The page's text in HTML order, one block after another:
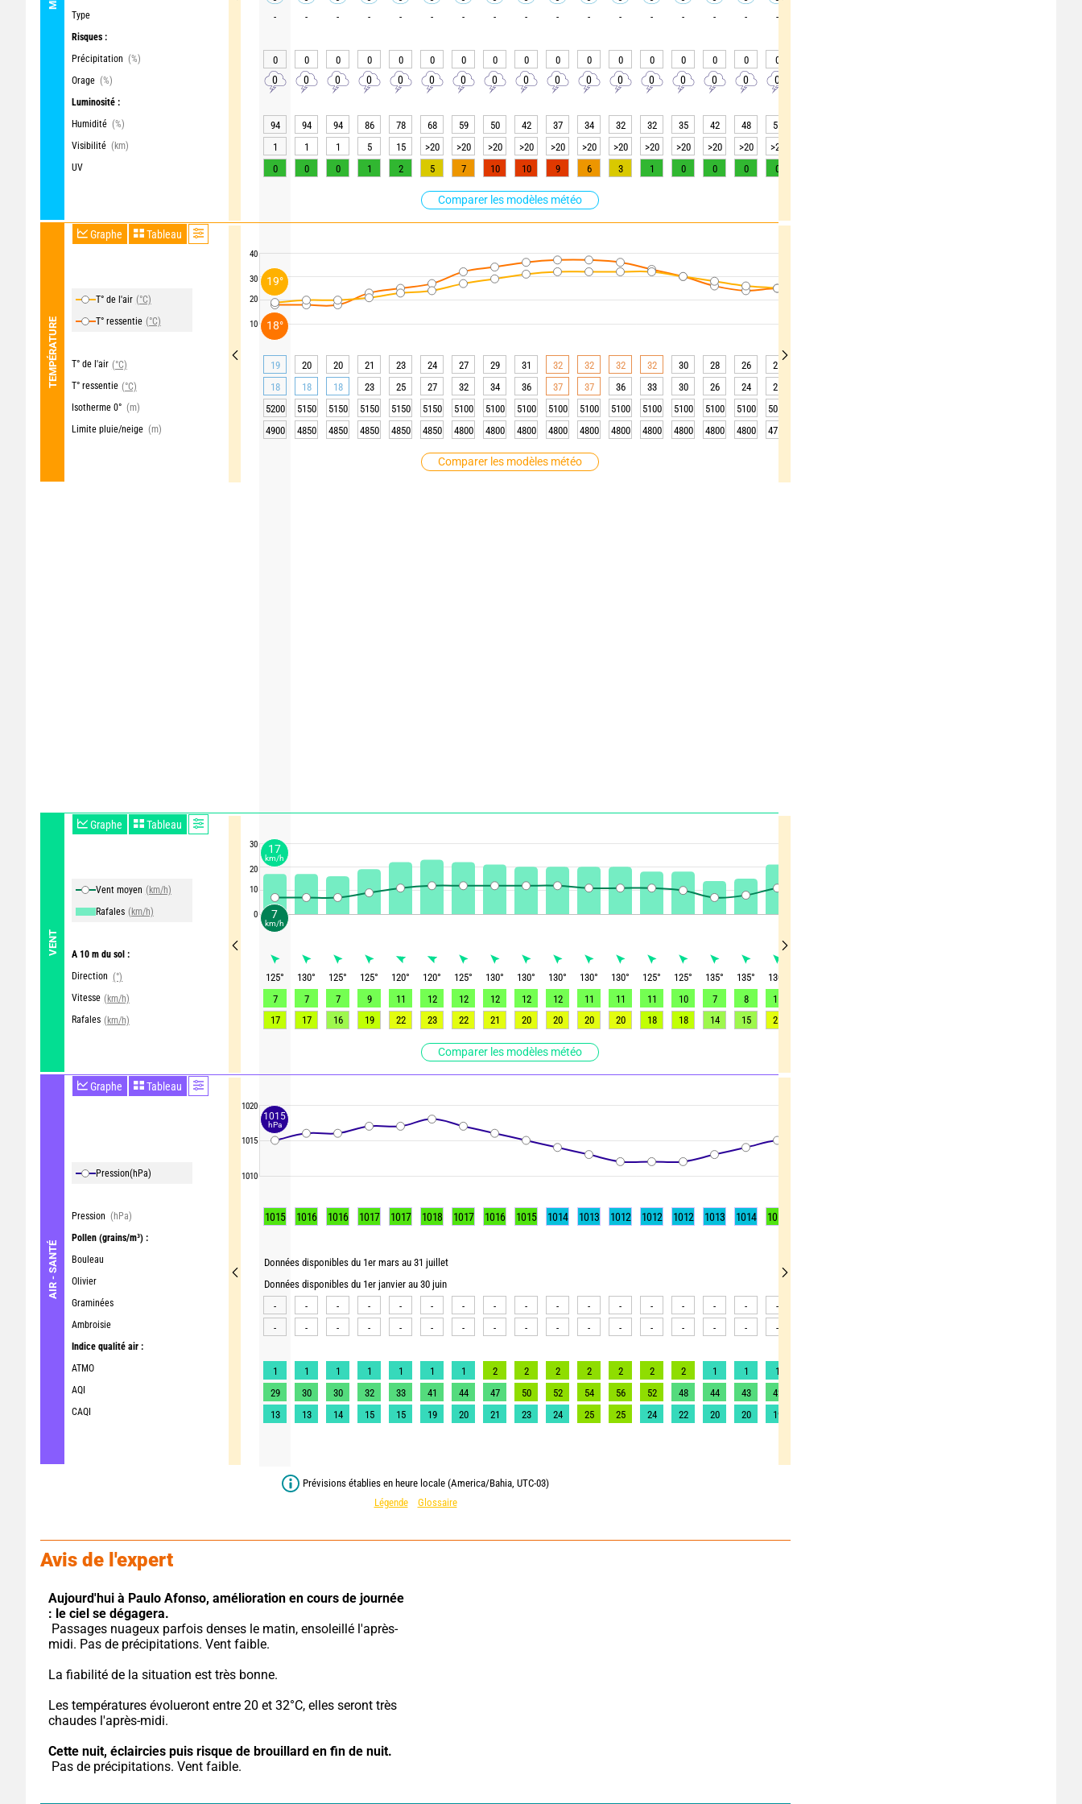
Type
Risques :
Précipitation (%)
Orage (%)
Luminosité :
Humidité (%)
Visibilité (km)
UV
Comparer les modèles météo
TEMPÉRATURE
Graphe Tableau
T° de l'air (°C)
T° ressentie (°C)
T° de l'air (°C)
T° ressentie (°C)
Isotherme 0° (m)
Limite pluie/neige (m)
Comparer les modèles météo
VENT
Graphe Tableau
Vent moyen (km/h)
Rafales (km/h)
A 10 m du sol :
Direction (°)
Vitesse (km/h)
Rafales (km/h)
Comparer les modèles météo
AIR - SANTÉ
Graphe Tableau
Pression(hPa)
Pression (hPa)
Pollen (grains/m³) :
Bouleau
Olivier
Graminées
Ambroisie
Indice qualité air :
ATMO
AQI
CAQI
40
30
20
10
30
20
10
0
1020
1015
1010
- - - - - - - - - - - - - - - - -
0 0 0 0 0 0 0 0 0 0 0 0 0 0 0 0 0
0 0 0 0 0 0 0 0 0 0 0 0 0 0 0 0 0
94 94 94 86 78 68 59 50 42 37 34 32 32 35 42 48 55
1
1 1 5 15 >20 >20 >20 >20 >20 >20 >20 >20 >20 >20 >20 >20
0
0 0 1 2 5 7 10 10 9 6 3 1 0 0 0 0
19 20 20 21 23 24 27 29 31 32 32 32 32 30 28 26 25
18
18 18 23 25 27 32 34 36 37 37 36 33 30 26 24 25
5200
5150 5150 5150 5150 5150 5100 5100 5100 5100 5100 5100 5100 5100 5100 5100 5050
4900
4850 4850 4850 4850 4850 4800 4800 4800 4800 4800 4800 4800 4800 4800 4800 4750
125° 130° 125° 125° 120° 120° 125° 130° 130° 130° 130° 130° 125° 125° 135° 135° 130
7
7 7 9 11 12 12 12 12 12 11 11 11 10 7 8 11
17
17 16 19 22 23 22 21 20 20 20 20 18 18 14 15 21
1015 1016 1016 1017 1017 1018 1017 1016 1015 1014 1013 1012 1012 1012 1013 1014 1015
Données disponibles du 1er mars au 31 juillet
Données disponibles du 1er janvier au 30 juin
-
- - - - - - - - - - - - - - - -
-
- - - - - - - - - - - - - - - -
1 1 1 1 1 1 1 2 2 2 2 2 2 2 1 1 1
29
30 30 32 33 41 44 47 50 52 54 56 52 48 44 43 42
13
13 14 15 15 19 20 21 23 24 25 25 24 22 20 20 19
Prévisions établies en heure locale (America/Bahia, UTC-03)
Légende
Glossaire
Avis de l'expert
Aujourd'hui à Paulo Afonso, amélioration en cours de journée
: le ciel se dégagera.
midi. Pas de précipitations. Vent faible.
La fiabilité de la situation est très bonne.
Les températures évolueront entre 20 et 32°C, elles seront très
chaudes l'après-midi.
Cette nuit, éclaircies puis risque de brouillard en fin de nuit.
Pas de précipitations. Vent faible.
7
km/h
17
km/h
19°
18°
1015
hPa